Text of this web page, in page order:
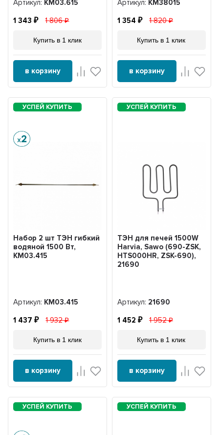
Артикул: KM03.615
1 343 1 806
Купить в 1 клик
в корзину
Артикул: KM38015
1 354 1 820
Купить в 1 клик
в корзину
Набор 2 шт ТЭН гибкий
водяной 1500 Вт,
KM03.415
Артикул: KM03.415
1 437 1 932
Купить в 1 клик
в корзину
ТЭН для печей 1500W
Harvia, Sawo (690-ZSK,
HTS000HR, ZSK-690),
21690
Артикул: 21690
1 452 1 952
Купить в 1 клик
в корзину